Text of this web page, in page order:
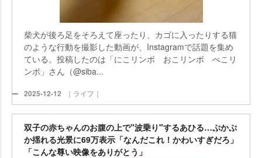
柴犬が後ろ足をそろえて座ったり、カゴに入ったりする猫
のような行動を撮影した動画が、Instagramで話題を集め
ている。投稿したのは「にこリンボ おこリンボ ぺこリ
ンボ」さん（@siba...
2025-12-12 ｜ライフ｜
双子の赤ちゃんのお腹の上で"波乗り"するあひる…ぷかぷ
か揺れる光景に69万表示「なんだこれ！かわいすぎだろ」
「こんな尊い映像をありがとう」